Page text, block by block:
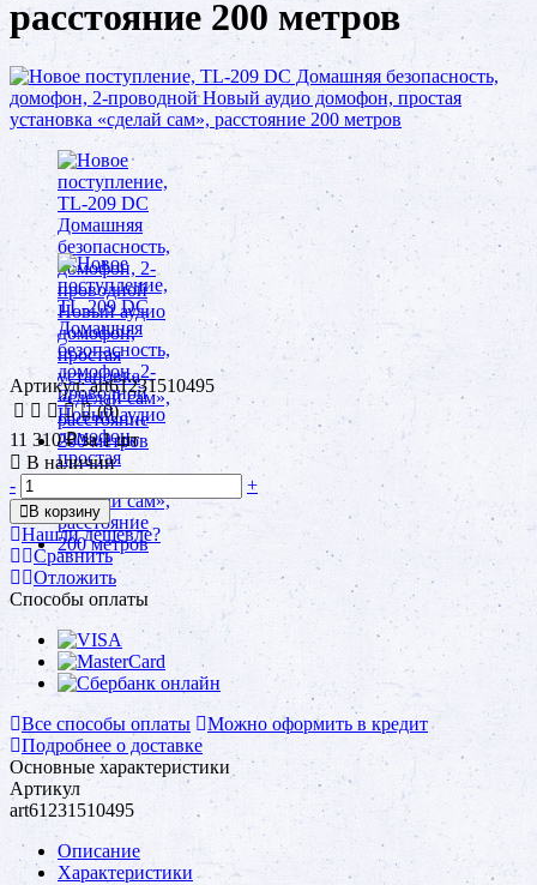
расстояние 200 метров
Артикул: art61231510495
(0)
11 310 ₽за 1 шт
В наличии
-
+
В корзину
Нашли дешевле?
Сравнить
Отложить
Способы оплаты
Все способы оплаты
Можно оформить в кредит
Подробнее о доставке
Основные характеристики
Артикул
art61231510495
Описание
Характеристики